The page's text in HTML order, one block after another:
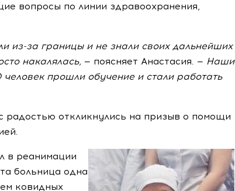
вопросы по линии здравоохранения,
из-за границы и не знали своих дальнейших
накалялась, — поясняет Анастасия. — Наши
прошли обучение и стали работать
радостью откликнулись на призыв о помощи
в реанимации
больница одна
ковидных